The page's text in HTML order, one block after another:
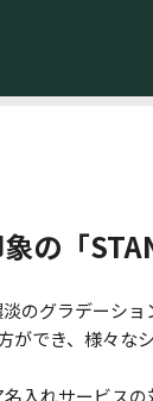
の「
のグラデーシ
ができ、様々な
入れサービスの